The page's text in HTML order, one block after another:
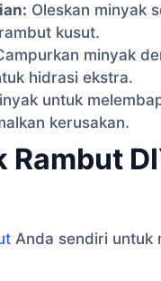
Oleskan minyak
kusut.
minyak
hidrasi ekstra.
untuk
kerusakan.
Anda sendiri untuk